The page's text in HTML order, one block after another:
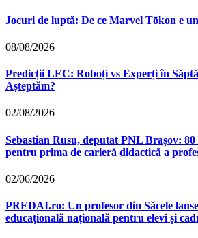
Jocuri de luptă: De ce Marvel Tōkon e
08/08/2026
Predicții LEC: Roboți vs Experți în
Așteptăm?
02/08/2026
Sebastian Rusu, deputat PNL Brașov:
pentru prima de carieră didactică a
02/06/2026
PREDAI.ro: Un profesor din Săcele
educațională națională pentru elevi și